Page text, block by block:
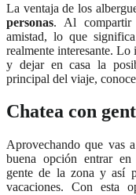
La ventaja de los
personas. Al compartir
amistad, lo que
realmente interesante. Lo
y dejar en casa la
principal del viaje,
Chatea con
Aprovechando que vas
buena opción entrar en
gente de la zona y así
vacaciones. Con esta